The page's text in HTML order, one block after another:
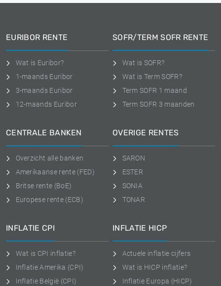
EURIBOR RENTE
Wat is Euribor?
1-maands Euribor
3-maands Euribor
12-maands Euribor
SOFR/TERM SOFR RENTE
Wat is SOFR?
Wat is Term SOFR?
Term SOFR 1 maand
Term SOFR 3 maanden
CENTRALE BANKEN
Overzicht alle banken
Amerikaanse rente (FED)
Britse rente (BoE)
Europese rente (ECB)
OVERIGE RENTES
SARON
ESTER
SONIA
TONAR
INFLATIE CPI
Wat is CPI inflatie?
Inflatie Amerika (CPI)
Inflatie België (CPI)
INFLATIE HICP
Actuele inflatie cijfers
Wat is HICP inflatie?
Inflatie Europa (HICP)